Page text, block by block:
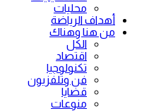
محليات
أهداف الرياضة
من هنا وهناك
الكل
اقتصاد
تكنولوجيا
فن وتلفزيون
قضايا
منوعات